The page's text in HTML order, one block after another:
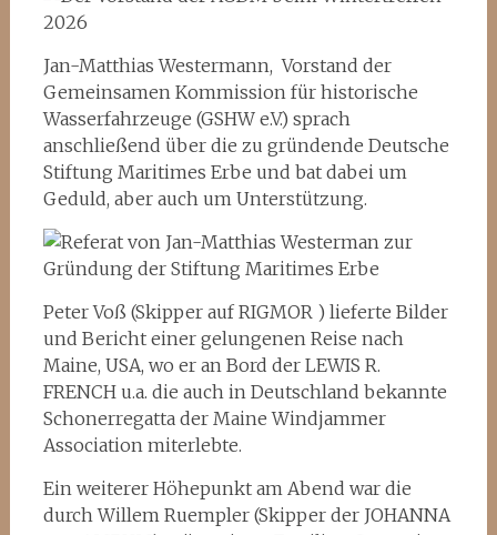
Jan-Matthias Westermann, Vorstand der
Gemeinsamen Kommission für historische
Wasserfahrzeuge (GSHW e.V.) sprach
anschließend über die zu gründende Deutsche
Stiftung Maritimes Erbe und bat dabei um
Geduld, aber auch um Unterstützung.
Peter Voß (Skipper auf RIGMOR ) lieferte Bilder
und Bericht einer gelungenen Reise nach
Maine, USA, wo er an Bord der LEWIS R.
FRENCH u.a. die auch in Deutschland bekannte
Schonerregatta der Maine Windjammer
Association miterlebte.
Ein weiterer Höhepunkt am Abend war die
durch Willem Ruempler (Skipper der JOHANNA